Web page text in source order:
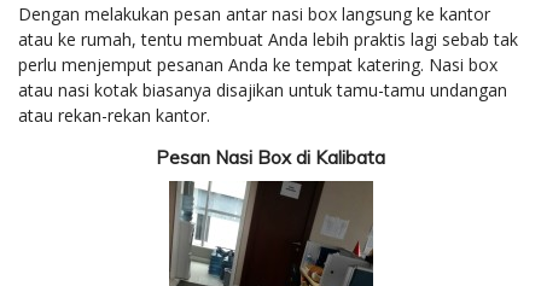
Dengan melakukan pesan antar nasi box langsung ke kantor
atau ke rumah, tentu membuat Anda lebih praktis lagi sebab tak
perlu menjemput pesanan Anda ke tempat katering. Nasi box
atau nasi kotak biasanya disajikan untuk tamu-tamu undangan
atau rekan-rekan kantor.
Pesan Nasi Box di Kalibata